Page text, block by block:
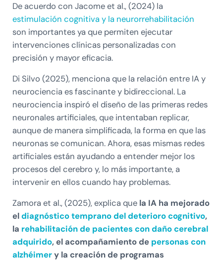
De acuerdo con Jacome et al., (2024) la
estimulación cognitiva y la neurorrehabilitación
son importantes ya que permiten ejecutar
intervenciones clínicas personalizadas con
precisión y mayor eficacia.
Di Silvo (2025), menciona que la relación entre IA y
neurociencia es fascinante y bidireccional. La
neurociencia inspiró el diseño de las primeras redes
neuronales artificiales, que intentaban replicar,
aunque de manera simplificada, la forma en que las
neuronas se comunican. Ahora, esas mismas redes
artificiales están ayudando a entender mejor los
procesos del cerebro y, lo más importante, a
intervenir en ellos cuando hay problemas.
Zamora et al., (2025), explica que la IA ha mejorado
eldiagnóstico temprano del deterioro cognitivo,
la rehabilitación de pacientes con daño cerebral
adquirido, el acompañamiento de personas con
alzhéimery la creación de programas